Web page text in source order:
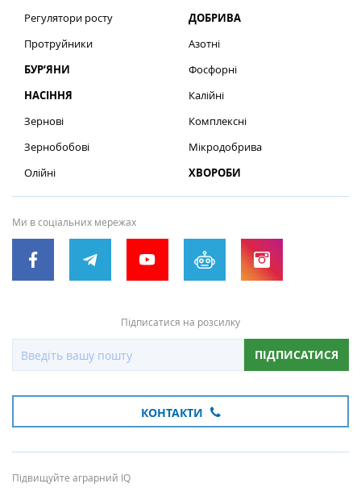
Регулятори росту
Протруйники
БУР’ЯНИ
НАСІННЯ
Зернові
Зернобобові
Олійні
ДОБРИВА
Азотні
Фосфорні
Калійні
Комплексні
Мікродобрива
ХВОРОБИ
Ми в соціальних мережах
Підписатися на розсилку
ПІДПИСАТИСЯ
КОНТАКТИ
Підвищуйте аграрний IQ